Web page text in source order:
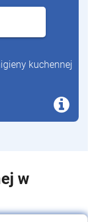
kuchennej
w